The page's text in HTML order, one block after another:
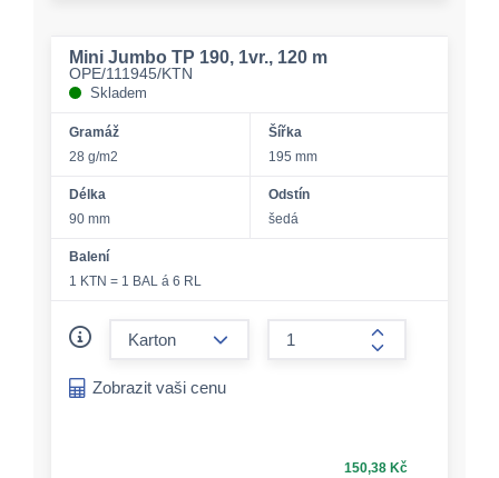
Mini Jumbo TP 190, 1vr., 120 m
OPE/111945/KTN
Skladem
Gramáž
28 g/m2
Šířka
195 mm
Délka
90 mm
Odstín
šedá
Balení
1 KTN = 1 BAL á 6 RL
form.increase-
Zobrazit vaši cenu
150,38 Kč